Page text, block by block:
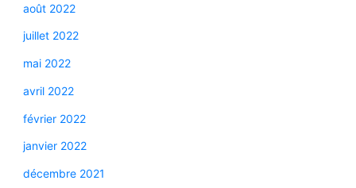
août 2022
juillet 2022
mai 2022
avril 2022
février 2022
janvier 2022
décembre 2021